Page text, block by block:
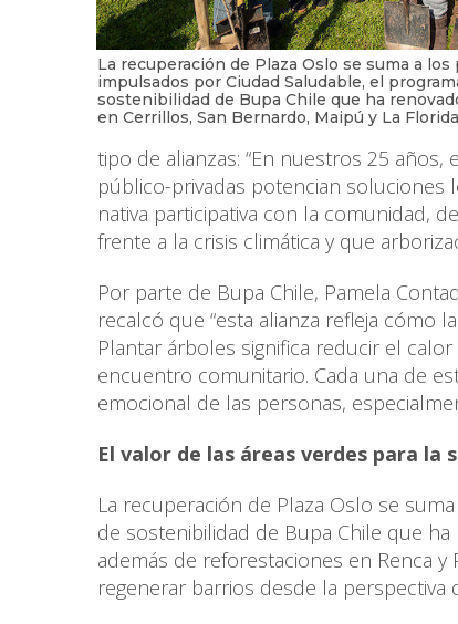
La recuperación de Plaza Oslo se suma a los
impulsados por Ciudad Saludable, el
sostenibilidad de Bupa Chile que ha
en Cerrillos, San Bernardo, Maipú y La Florida
tipo de alianzas: “En nuestros 25
público-privadas potencian soluciones
nativa participativa con la comunidad,
frente a la crisis climática y que
Por parte de Bupa Chile, Pamela
recalcó que “esta alianza refleja cómo
Plantar árboles significa reducir el
encuentro comunitario. Cada una de
emocional de las personas,
El valor de las áreas verdes para la
La recuperación de Plaza Oslo se
de sostenibilidad de Bupa Chile que
además de reforestaciones en Renca
regenerar barrios desde la perspectiva